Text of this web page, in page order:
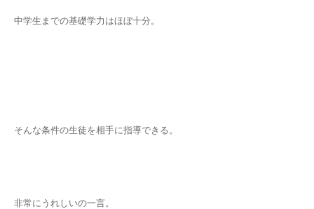
中学生までの基礎学力はほぼ十分。
そんな条件の生徒を相手に指導できる。
非常にうれしいの一言。